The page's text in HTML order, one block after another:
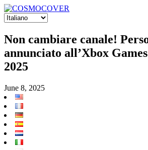
Non cambiare canale!
annunciato all’Xbox Games
2025
June 8, 2025